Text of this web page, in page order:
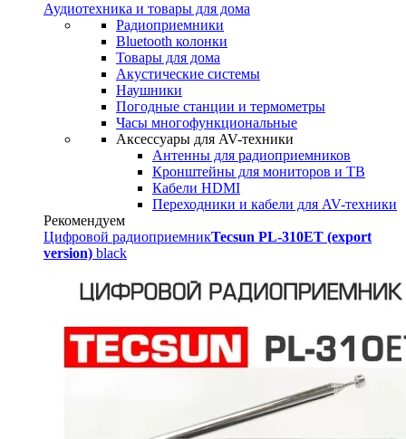
Аудиотехника и товары для дома
Радиоприемники
Bluetooth колонки
Товары для дома
Акустические системы
Наушники
Погодные станции и термометры
Часы многофункциональные
Аксессуары для AV-техники
Антенны для радиоприемников
Кронштейны для мониторов и ТВ
Кабели HDMI
Переходники и кабели для AV-техники
Рекомендуем
Цифровой радиоприемникTecsun PL-310ET (export
version) black